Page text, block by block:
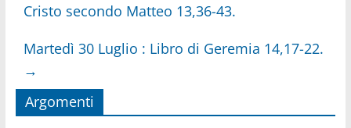
Cristo secondo Matteo 13,36-43.
Martedì 30 Luglio : Libro di Geremia 14,17-22.
→
Argomenti